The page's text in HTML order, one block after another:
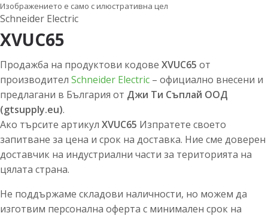
Изображението е само с илюстративна цел
Schneider Electric
XVUC65
Продажба на продуктови кодове XVUC65 от
производител Schneider Electric – официално внесени и
предлагани в България от Джи Ти Съплай ООД
(gtsupply.eu).
Ако търсите артикул XVUC65 Изпратете своето
запитване за цена и срок на доставка. Ние сме доверен
доставчик на индустриални части за територията на
цялата страна.
Не поддържаме складови наличности, но можем да
изготвим персонална оферта с минимален срок на